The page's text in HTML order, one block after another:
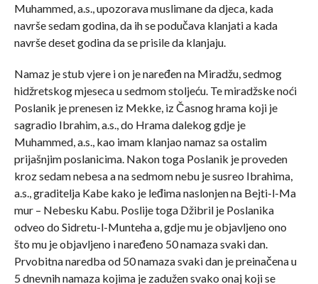
Muhammed, a.s., upozorava muslimane da djeca, kada
navrše sedam godina, da ih se podučava klanjati a kada
navrše deset godina da se prisile da klanjaju.
Namaz je stub vjere i on je naređen na Miradžu, sedmog
hidžretskog mjeseca u sedmom stoljeću. Te miradžske noći
Poslanik je prenesen iz Mekke, iz Časnog hrama koji je
sagradio Ibrahim, a.s., do Hrama dalekog gdje je
Muhammed, a.s., kao imam klanjao namaz sa ostalim
prijašnjim poslanicima. Nakon toga Poslanik je proveden
kroz sedam nebesa a na sedmom nebu je susreo Ibrahima,
a.s., graditelja Kabe kako je leđima naslonjen na Bejti-l-Ma
mur – Nebesku Kabu. Poslije toga Džibril je Poslanika
odveo do Sidretu-l-Munteha a, gdje mu je objavljeno ono
što mu je objavljeno i naređeno 50 namaza svaki dan.
Prvobitna naredba od 50 namaza svaki dan je preinačena u
5 dnevnih namaza kojima je zadužen svako onaj koji se